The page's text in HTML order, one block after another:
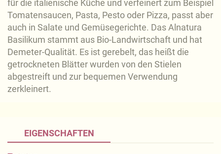
für die italienische Küche und verfeinert zum Beispiel
Tomatensaucen, Pasta, Pesto oder Pizza, passt aber
auch in Salate und Gemüsegerichte. Das Alnatura
Basilikum stammt aus Bio-Landwirtschaft und hat
Demeter-Qualität. Es ist gerebelt, das heißt die
getrockneten Blätter wurden von den Stielen
abgestreift und zur bequemen Verwendung
zerkleinert.
EIGENSCHAFTEN